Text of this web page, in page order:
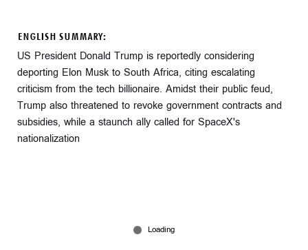
ENGLISH SUMMARY:
US President Donald Trump is reportedly considering
deporting Elon Musk to South Africa, citing escalating
criticism from the tech billionaire. Amidst their public feud,
Trump also threatened to revoke government contracts and
subsidies, while a staunch ally called for SpaceX's
nationalization